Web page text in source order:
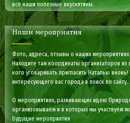
все наши полезные вкуснятины.
Наши мероприятия
Фото, адреса, отзывы о наших
Находите там координаты организаторов
кого уговаривать пригласить Наталью
интересующего вас города в поиск по сайту.
О мероприятиях, развивающих идею
организовываем и в которых мы участвуем
Будущие мероприятия